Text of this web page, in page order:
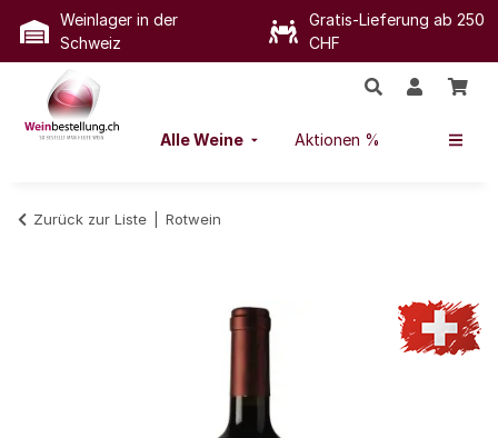
Weinlager in der
Schweiz
Gratis-Lieferung ab 250
CHF
Alle Weine Aktionen %
Zurück zur Liste Rotwein